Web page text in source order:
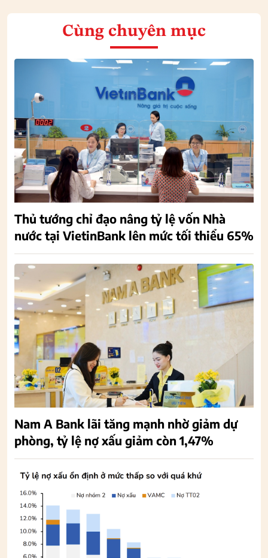
Cùng chuyên mục
Thủ tướng chỉ đạo nâng tỷ lệ vốn Nhà
nước tại VietinBank lên mức tối thiểu 65%
Nam A Bank lãi tăng mạnh nhờ giảm dự
phòng, tỷ lệ nợ xấu giảm còn 1,47%